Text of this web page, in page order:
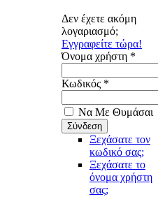
Δεν έχετε ακόμη
λογαριασμό;
Εγγραφείτε τώρα!
Όνομα χρήστη *
Κωδικός *
Να Με Θυμάσαι
Ξεχάσατε τον
κωδικό σας;
Ξεχάσατε το
όνομα χρήστη
σας;